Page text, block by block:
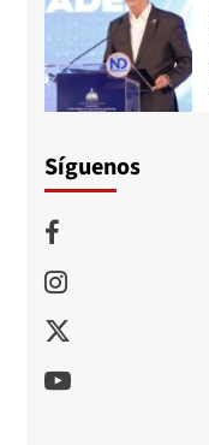
Síguenos